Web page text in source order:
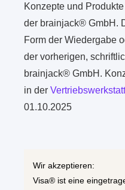
Konzepte und
der brainjack® GmbH.
Form der Wiedergabe
der vorherigen,
brainjack® GmbH.
in der
01.10.2025
Wir akzeptieren:
Visa® ist eine